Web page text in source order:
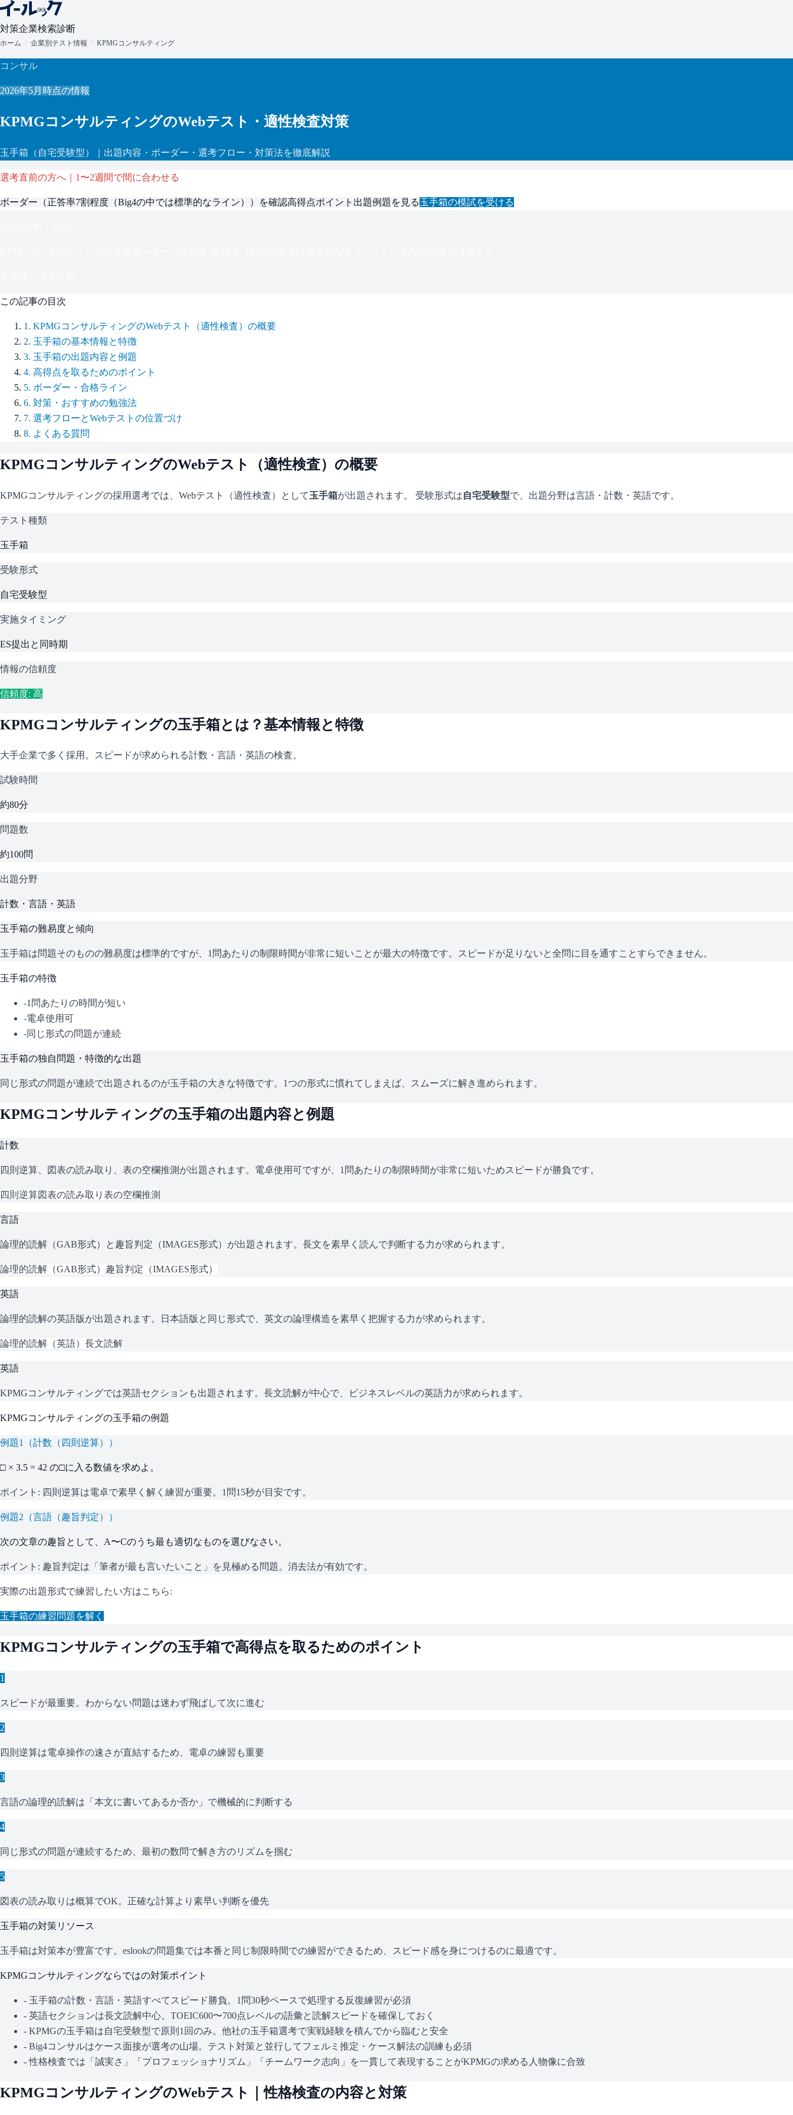
対策企業検索診断
ホーム 企業別テスト情報 KPMGコンサルティング
コンサル
2026年5月 時点の情報
KPMGコンサルティングのWebテスト・適性検査対策
玉手箱 （自宅受験型） ｜出題内容・ボーダー・選考フロー・対策法を徹底解説
選考直前の方へ｜1〜2週間で間に合わせる
ボーダー（正答率7割程度（Big4の中では標準的なライン） ）を確認高得点ポイント 出題例題を見る玉手箱の模試を受ける
この記事の目次
1 . KPMGコンサルティングのWebテスト（適性検査）の概要
2. 玉手箱の基本情報と特徴
3. 玉手箱の出題内容と例題
4. 高得点を取るためのポイント
5. ボーダー・合格ライン
6. 対策・おすすめの勉強法
7. 選考フローとWebテストの位置づけ
8. よくある質問
KPMGコンサルティングのWebテスト（適性検査）の概要
KPMGコンサルティングの採用選考では、Webテスト（適性検査）として玉手箱が出題されます。 受験形式は自宅受験型で、 出題分野は言語・計数・英語です。
テスト種類
玉手箱
受験形式
自宅受験型
実施タイミング
ES提出と同時期
情報の信頼度
信頼度: 高
KPMGコンサルティングの玉手箱とは？基本情報と特徴
大手企業で多く採用。スピードが求められる計数・言語・英語の検査。
試験時間
約80分
問題数
約100問
出題分野
計数・言語・英語
玉手箱の難易度と傾向
玉手箱は問題そのものの難易度は標準的ですが、1問あたりの制限時間が非常に短いことが最大の特徴です。スピードが足りないと全問に目を通すことすらできません。
玉手箱の特徴
-1問あたりの時間が短い
-電卓使用可
-同じ形式の問題が連続
玉手箱の独自問題・特徴的な出題
同じ形式の問題が連続で出題されるのが玉手箱の大きな特徴です。1つの形式に慣れてしまえば、スムーズに解き進められます。
KPMGコンサルティングの玉手箱の出題内容と例題
計数
四則逆算、図表の読み取り、表の空欄推測が出題されます。電卓使用可ですが、1問あたりの制限時間が非常に短いためスピードが勝負です。
四則逆算図表の読み取り 表の空欄推測
言語
論理的読解（GAB形式）と趣旨判定（IMAGES形式）が出題されます。長文を素早く読んで判断する力が求められます。
論理的読解（GAB形式） 趣旨判定（IMAGES形式）
英語
論理的読解の英語版が出題されます。日本語版と同じ形式で、英文の論理構造を素早く把握する力が求められます。
論理的読解（英語） 長文読解
英語
KPMGコンサルティングでは英語セクションも出題されます。長文読解が中心で、ビジネスレベルの英語力が求められます。
KPMGコンサルティングの玉手箱の例題
例題1 （計数（四則逆算） ）
□ × 3.5 = 42 の□に入る数値を求めよ。
ポイント: 四則逆算は電卓で素早く解く練習が重要。1問15秒が目安です。
例題2 （言語（趣旨判定） ）
次の文章の趣旨として、A〜Cのうち最も適切なものを選びなさい。
ポイント: 趣旨判定は「筆者が最も言いたいこと」を見極める問題。消去法が有効です。
実際の出題形式で練習したい方はこちら:
玉手箱の練習問題を解く
KPMGコンサルティングの玉手箱で高得点を取るためのポイント
1
スピードが最重要。わからない問題は迷わず飛ばして次に進む
2
四則逆算は電卓操作の速さが直結するため、電卓の練習も重要
3
言語の論理的読解は「本文に書いてあるか否か」で機械的に判断する
4
同じ形式の問題が連続するため、最初の数問で解き方のリズムを掴む
5
図表の読み取りは概算でOK。正確な計算より素早い判断を優先
玉手箱の対策リソース
玉手箱は対策本が豊富です。eslookの問題集では本番と同じ制限時間での練習ができるため、スピード感を身につけるのに最適です。
KPMGコンサルティングならではの対策ポイント
- 玉手箱の計数・言語・英語すべてスピード勝負。1問30秒ペースで処理する反復練習が必須
- 英語セクションは長文読解中心。TOEIC600〜700点レベルの語彙と読解スピードを確保しておく
- KPMGの玉手箱は自宅受験型で原則1回のみ。他社の玉手箱選考で実戦経験を積んでから臨むと安全
- Big4コンサルはケース面接が選考の山場。テスト対策と並行してフェルミ推定・ケース解法の訓練も必須
-性格検査では「誠実さ」「プロフェッショナリズム」「チームワーク志向」を一貫して表現することがKPMGの求める人物像に合致
KPMGコンサルティングのWebテスト｜性格検査の内容と対策